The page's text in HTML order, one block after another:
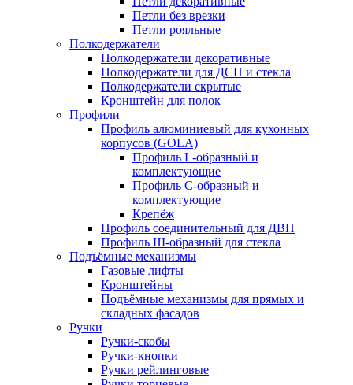
Петли без врезки
Петли рояльные
Полкодержатели
Полкодержатели декоративные
Полкодержатели для ДСП и стекла
Полкодержатели скрытые
Кронштейн для полок
Профили
Профиль алюминиевый для кухонных
корпусов (GOLA)
Профиль L-образный и
комплектующие
Профиль C-образный и
комплектующие
Крепёж
Профиль соединительный для ДВП
Профиль Ш-образный для стекла
Подъёмные механизмы
Газовые лифты
Кронштейны
Подъёмные механизмы для прямых и
складных фасадов
Ручки
Ручки-скобы
Ручки-кнопки
Ручки рейлинговые